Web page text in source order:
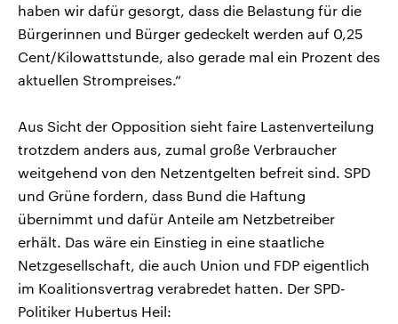
haben wir dafür gesorgt, dass die Belastung für die
Bürgerinnen und Bürger gedeckelt werden auf 0,25
Cent/Kilowattstunde, also gerade mal ein Prozent des
aktuellen Strompreises.“
Aus Sicht der Opposition sieht faire Lastenverteilung
trotzdem anders aus, zumal große Verbraucher
weitgehend von den Netzentgelten befreit sind. SPD
und Grüne fordern, dass Bund die Haftung
übernimmt und dafür Anteile am Netzbetreiber
erhält. Das wäre ein Einstieg in eine staatliche
Netzgesellschaft, die auch Union und FDP eigentlich
im Koalitionsvertrag verabredet hatten. Der SPD-
Politiker Hubertus Heil: